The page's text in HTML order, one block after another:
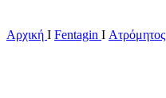
Αρχική Ι Fentagin I Ατρόμητος